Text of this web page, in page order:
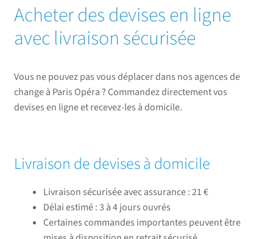
Acheter des devises en ligne
avec livraison sécurisée
Vous ne pouvez pas vous déplacer dans nos agences de
change à Paris Opéra ? Commandez directement vos
devises en ligne et recevez-les à domicile.
Livraison de devises à domicile
Livraison sécurisée avec assurance : 21 €
Délai estimé : 3 à 4 jours ouvrés
Certaines commandes importantes peuvent être